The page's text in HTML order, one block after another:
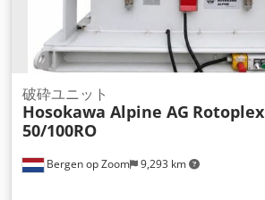
Bergen op Zoom 9,293 km
破砕ユニット
Hosokawa Alpine AG Rotoplex
50/100RO